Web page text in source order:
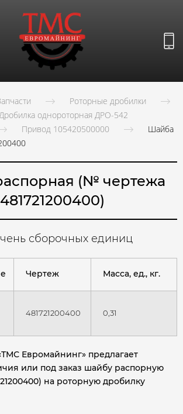
Роторные дробилки
однороторная ДРО-542
Привод 105420500000
Шайба
(№ чертежа
481721200400)
сборочных единиц
Чертеж Масса, ед., кг.
481721200400 0,31
Евромайнинг» предлагает
или под заказ шайбу распорную
на роторную дробилку